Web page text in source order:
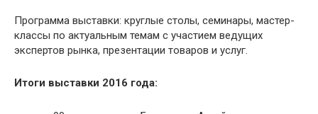
Программа выставки: круглые столы, семинары, мастер-
классы по актуальным темам с участием ведущих
экспертов рынка, презентации товаров и услуг.
Итоги выставки 2016 года: